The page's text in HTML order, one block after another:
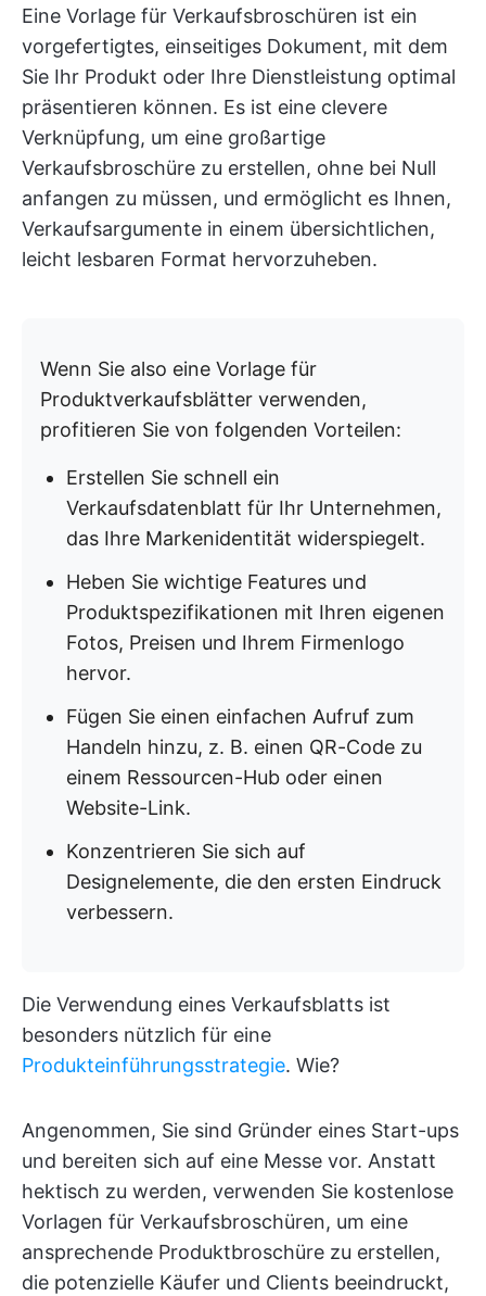
Eine Vorlage für Verkaufsbroschüren ist ein
vorgefertigtes, einseitiges Dokument, mit dem
Sie Ihr Produkt oder Ihre Dienstleistung optimal
präsentieren können. Es ist eine clevere
Verknüpfung, um eine großartige
Verkaufsbroschüre zu erstellen, ohne bei Null
anfangen zu müssen, und ermöglicht es Ihnen,
Verkaufsargumente in einem übersichtlichen,
leicht lesbaren Format hervorzuheben.
Wenn Sie also eine Vorlage für
Produktverkaufsblätter verwenden,
profitieren Sie von folgenden Vorteilen:
Erstellen Sie schnell ein
Verkaufsdatenblatt für Ihr Unternehmen,
das Ihre Markenidentität widerspiegelt.
Heben Sie wichtige Features und
Produktspezifikationen mit Ihren eigenen
Fotos, Preisen und Ihrem Firmenlogo
hervor.
Fügen Sie einen einfachen Aufruf zum
Handeln hinzu, z. B. einen QR-Code zu
einem Ressourcen-Hub oder einen
Website-Link.
Konzentrieren Sie sich auf
Designelemente, die den ersten Eindruck
verbessern.
Die Verwendung eines Verkaufsblatts ist
besonders nützlich für eine
Produkteinführungsstrategie. Wie?
Angenommen, Sie sind Gründer eines Start-ups
und bereiten sich auf eine Messe vor. Anstatt
hektisch zu werden, verwenden Sie kostenlose
Vorlagen für Verkaufsbroschüren, um eine
ansprechende Produktbroschüre zu erstellen,
die potenzielle Käufer und Clients beeindruckt,